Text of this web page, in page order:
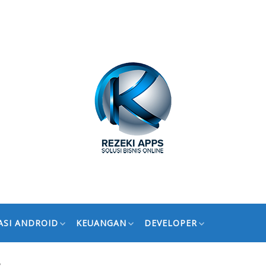
ANDROID KEUANGAN DEVELOPER